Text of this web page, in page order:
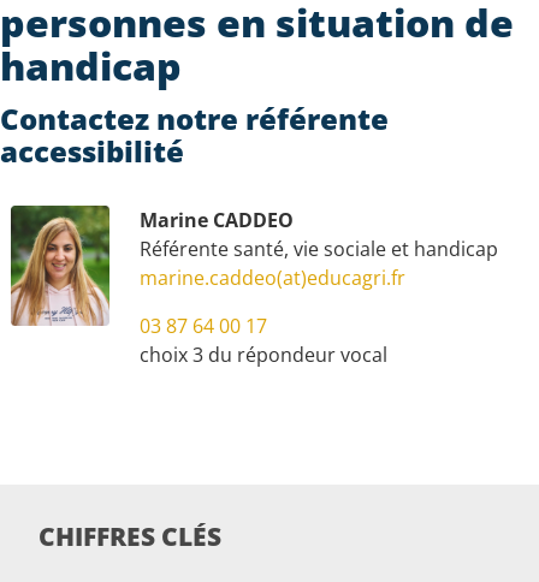
personnes en situation de
handicap
Contactez notre référente
accessibilité
Marine CADDEO
Référente santé, vie sociale et handicap
marine.caddeo(at)educagri.fr
03 87 64 00 17
choix 3 du répondeur vocal
CHIFFRES CLÉS